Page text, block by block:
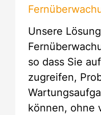
Unsere
so dass Sie
zugreifen,
können, ohne